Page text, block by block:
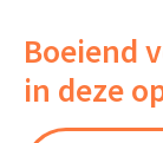
Boeiend
in deze